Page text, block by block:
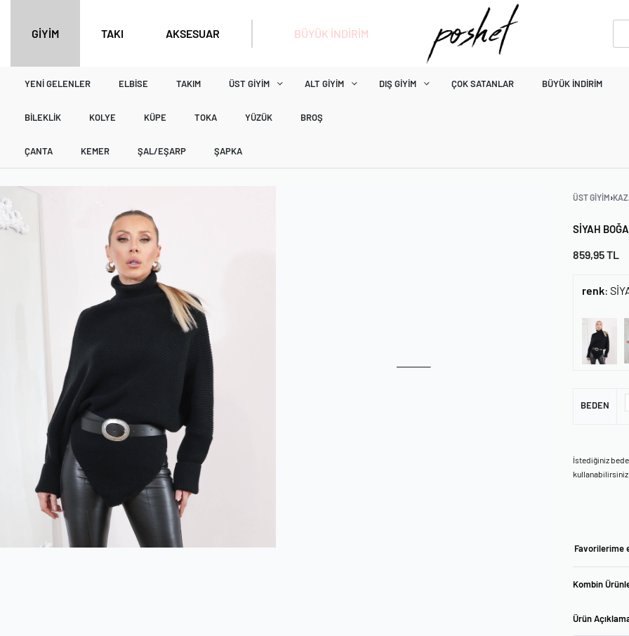
GİYİM TAKI AKSESUAR BÜYÜK İNDİRİM
YENI GELENLER ELBISE TAKIM ÜST GIYIM ALT GIYIM DIŞ GIYIM ÇOK SATANLAR BÜYÜK İNDIRIM
BILEKLIK KOLYE KÜPE TOKA YÜZÜK BROŞ
ÇANTA KEMER ŞAL/EŞARP ŞAPKA
ÜST GIYIM›
SIYAH
859,95TL
renk:
BEDEN
İstediğiniz
Favorilerime
Kombin
Ürün